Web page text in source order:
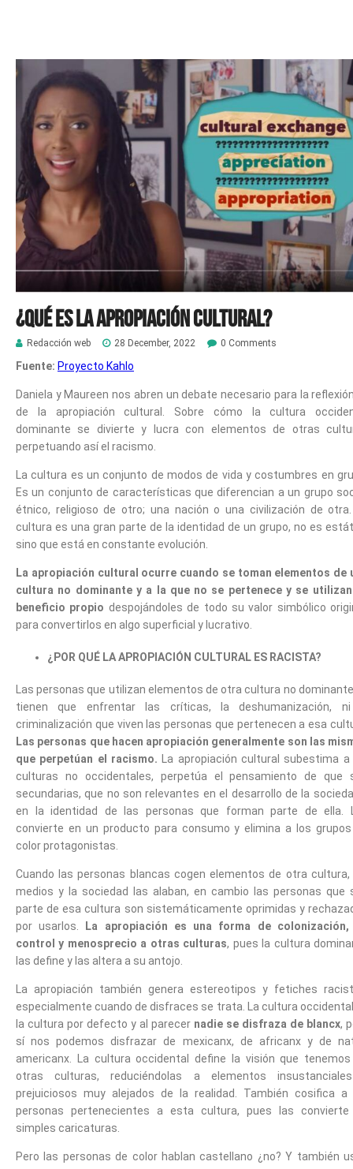
¿Qué es la apropiación cultural?
Redacción web 28 December, 2022 0 Comments
Fuente: Proyecto Kahlo
Daniela y Maureen nos abren un debate necesario para la
de la apropiación cultural. Sobre cómo la cultura
dominante se divierte y lucra con elementos de otras
perpetuando así el racismo.
La cultura es un conjunto de modos de vida y costumbres en
Es un conjunto de características que diferencian a un grupo
étnico, religioso de otro; una nación o una civilización de
cultura es una gran parte de la identidad de un grupo, no es
sino que está en constante evolución.
La apropiación cultural ocurre cuando se toman elementos de
cultura no dominante y a la que no se pertenece y se
beneficio propio despojándoles de todo su valor simbólico
para convertirlos en algo superficial y lucrativo.
¿POR QUÉ LA APROPIACIÓN CULTURAL ES RACISTA?
Las personas que utilizan elementos de otra cultura no
tienen que enfrentar las críticas, la deshumanización,
criminalización que viven las personas que pertenecen a esa
Las personas que hacen apropiación generalmente son las
que perpetúan el racismo. La apropiación cultural subestima a
culturas no occidentales, perpetúa el pensamiento de que
secundarias, que no son relevantes en el desarrollo de la
en la identidad de las personas que forman parte de ella.
convierte en un producto para consumo y elimina a los
color protagonistas.
Cuando las personas blancas cogen elementos de otra cultura,
medios y la sociedad las alaban, en cambio las personas que
parte de esa cultura son sistemáticamente oprimidas y
por usarlos.
La apropiación es una forma de colonización,
control y menosprecio a otras culturas, pues la cultura
las define y las altera a su antojo.
La apropiación también genera estereotipos y fetiches
especialmente cuando de disfraces se trata. La cultura
la cultura por defecto y al parecer nadie se disfraza de blancx,
sí nos podemos disfrazar de mexicanx, de africanx y de
americanx. La cultura occidental define la visión que
otras culturas, reduciéndolas a elementos
prejuiciosos muy alejados de la realidad. También cosifica a
personas pertenecientes a esta cultura, pues las convierte
simples caricaturas.
Pero las personas de color hablan castellano ¿no? Y también